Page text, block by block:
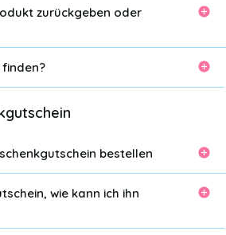
zurückgeben oder
finden?
bestellen
wie kann ich ihn